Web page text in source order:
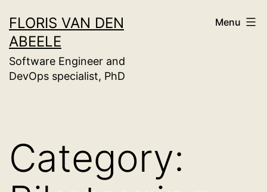
to
content
FLORIS VAN DEN
ABEELE
Software Engineer and
DevOps specialist, PhD
Menu
Category: